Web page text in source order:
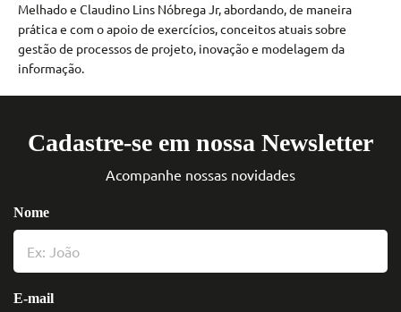
Melhado e Claudino Lins Nóbrega Jr, abordando, de maneira
prática e com o apoio de exercícios, conceitos atuais sobre
gestão de processos de projeto, inovação e modelagem da
informação.
Cadastre-se em nossa Newsletter
Acompanhe nossas novidades
Nome
E-mail